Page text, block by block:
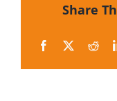
Share
Facebook
X